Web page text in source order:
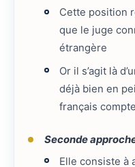
Cette position
que le juge
étrangère
Or il s’agit là
déjà bien en
français
Seconde
Elle consiste à